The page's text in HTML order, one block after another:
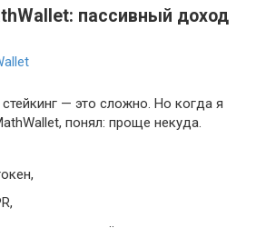
пассивный доход
— это сложно. Но когда я
понял: проще некуда.